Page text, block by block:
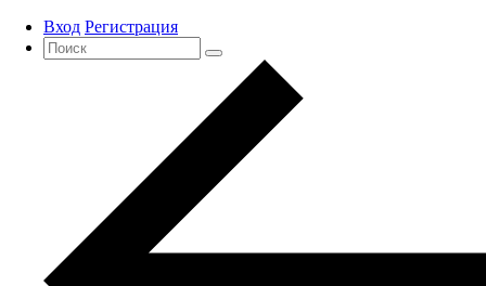
Вход Регистрация